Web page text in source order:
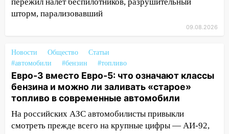
заливать «старое» топливо в
современные автомобили
области днем 9 августа
05:05 День, когда всё может
измениться: гороскоп на 9 августа —
три знака получат шанс, который нельзя
упустить
08.08.2026
шторм, парализовавший
09.08.2026
Новости Общество
Статьи
#автомобили
#бензин #топливо
Евро-3 вместо Евро-5: что означают классы
бензина и можно ли заливать «старое»
топливо в современные автомобили
На российских АЗС автомобилисты привыкли
смотреть прежде всего на крупные цифры — АИ-92,